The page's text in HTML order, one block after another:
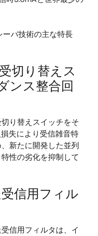
バ技術の主な特長
切り替えス
ンス整合回
り替えスイッチをそ
失により受信雑音特
新たに開発した並列
性の劣化を抑制して
信用フィル
信用フィルタは、イ